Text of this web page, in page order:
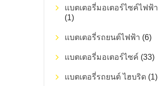
แบตเตอรี่มอเตอร์ไซค์ไฟฟ้า
(1)
แบตเตอรี่รถยนต์ไฟฟ้า (6)
แบตเตอรี่มอเตอร์ไซค์ (33)
แบตเตอรี่รถยนต์ ไฮบริด (1)